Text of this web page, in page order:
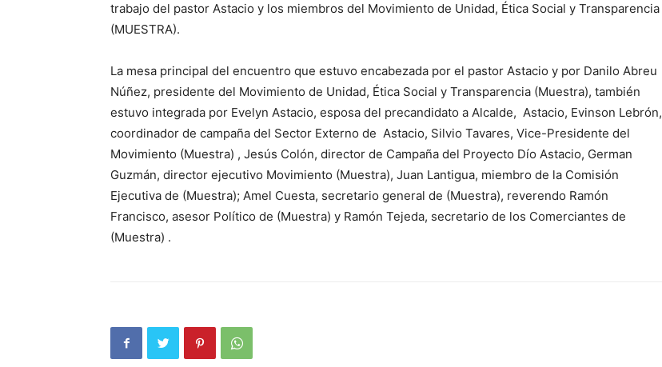
trabajo del pastor Astacio y los miembros del Movimiento de Unidad, Ética Social y Transparencia
(MUESTRA).
La mesa principal del encuentro que estuvo encabezada por el pastor Astacio y por Danilo Abreu
Núñez, presidente del Movimiento de Unidad, Ética Social y Transparencia (Muestra), también
estuvo integrada por Evelyn Astacio, esposa del precandidato a Alcalde, Astacio, Evinson Lebrón,
coordinador de campaña del Sector Externo de Astacio, Silvio Tavares, Vice-Presidente del
Movimiento (Muestra) , Jesús Colón, director de Campaña del Proyecto Dío Astacio, German
Guzmán, director ejecutivo Movimiento (Muestra), Juan Lantigua, miembro de la Comisión
Ejecutiva de (Muestra); Amel Cuesta, secretario general de (Muestra), reverendo Ramón
Francisco, asesor Político de (Muestra) y Ramón Tejeda, secretario de los Comerciantes de
(Muestra) .